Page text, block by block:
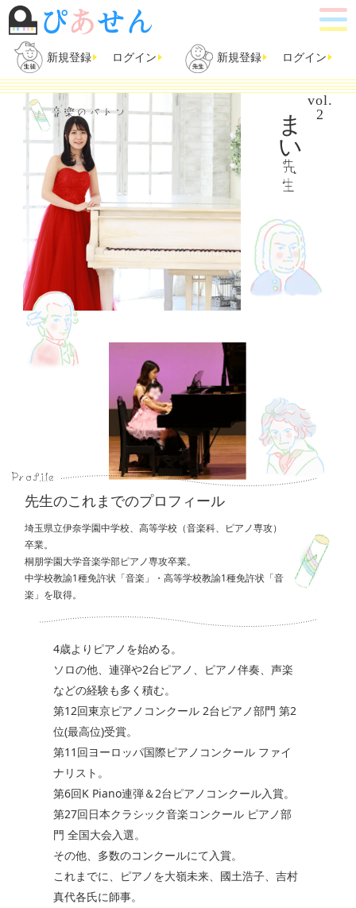
新規登録 ログイン 新規登録 ログイン
vol.
2
まい
先生のこれまでのプロフィール
埼玉県立伊奈学園中学校、高等学校（音楽科、ピアノ専攻）
卒業。
桐朋学園大学音楽学部ピアノ専攻卒業。
中学校教諭1種免許状「音楽」・高等学校教諭1種免許状「音
楽」を取得。
4歳よりピアノを始める。
ソロの他、連弾や2台ピアノ、ピアノ伴奏、声楽
などの経験も多く積む。
第12回東京ピアノコンクール 2台ピアノ部門 第2
位(最高位)受賞。
第11回ヨーロッパ国際ピアノコンクール ファイ
ナリスト。
第6回K Piano連弾＆2台ピアノコンクール入賞。
第27回日本クラシック音楽コンクール ピアノ部
門 全国大会入選。
その他、多数のコンクールにて入賞。
これまでに、ピアノを大嶺未来、國土浩子、吉村
真代各氏に師事。